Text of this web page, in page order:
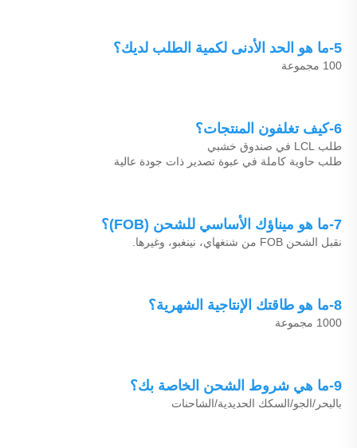
5-ما هو الحد الأدنى لكمية الطلب لديك؟
100 مجموعة
6-كيف تغلفون المنتجات؟
طلب LCL في صندوق خشبي
طلب حاوية كاملة في عبوة تصدير ذات جودة عالية
7-ما هو ميناؤك الأساسي للشحن (FOB)؟
نقبل الشحن FOB من شنغهاي، نينغبو، وغيرها.
8-ما هو طاقتك الإنتاجية الشهرية؟
1000 مجموعة
9-ما هي شروط الشحن الخاصة بك؟
بالبحر/الجو/السكك الحديدية/الشاحنات